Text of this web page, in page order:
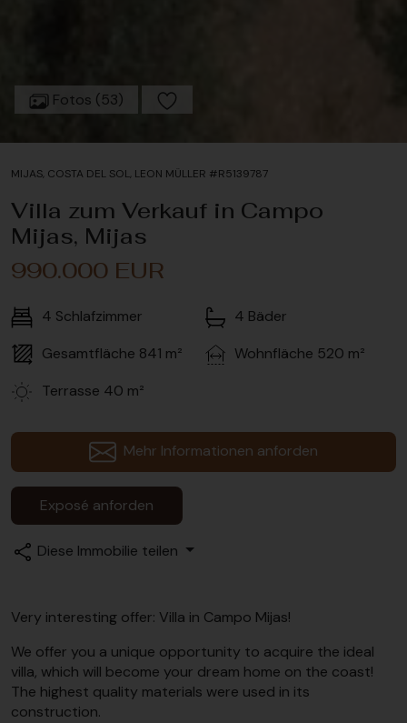
Fotos (53)
MIJAS, COSTA DEL SOL, LEON MÜLLER #R5139787
Villa zum Verkauf in Campo
Mijas, Mijas
990.000 EUR
4 Schlafzimmer 4 Bäder
Gesamtfläche 841 m² Wohnfläche 520 m²
Terrasse 40 m²
Mehr Informationen anforden
Exposé anforden
Diese Immobilie teilen
Very interesting offer: Villa in Campo Mijas!
We offer you a unique opportunity to acquire the ideal
villa, which will become your dream home on the coast!
The highest quality materials were used in its
construction.